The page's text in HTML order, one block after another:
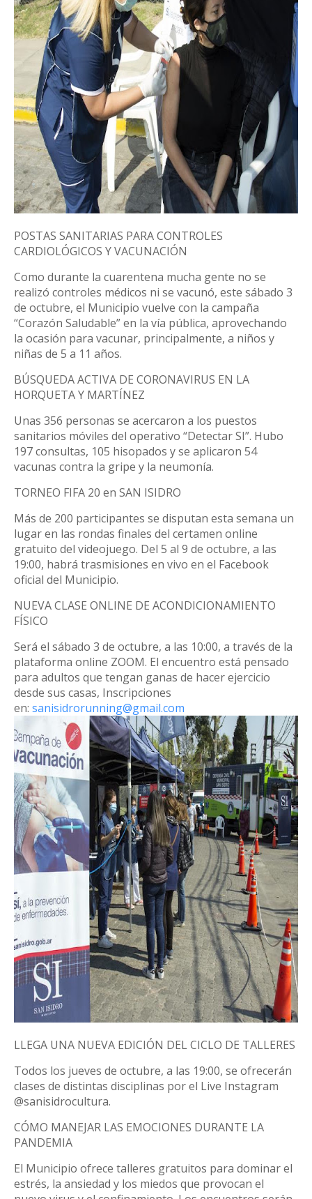
POSTAS SANITARIAS PARA CONTROLES
CARDIOLÓGICOS Y VACUNACIÓN
Como durante la cuarentena mucha gente no se
realizó controles médicos ni se vacunó, este sábado 3
de octubre, el Municipio vuelve con la campaña
“Corazón Saludable” en la vía pública, aprovechando
la ocasión para vacunar, principalmente, a niños y
niñas de 5 a 11 años.
BÚSQUEDA ACTIVA DE CORONAVIRUS EN LA
HORQUETA Y MARTÍNEZ
Unas 356 personas se acercaron a los puestos
sanitarios móviles del operativo “Detectar SI”. Hubo
197 consultas, 105 hisopados y se aplicaron 54
vacunas contra la gripe y la neumonía.
TORNEO FIFA 20 en SAN ISIDRO
Más de 200 participantes se disputan esta semana un
lugar en las rondas finales del certamen online
gratuito del videojuego. Del 5 al 9 de octubre, a las
19:00, habrá trasmisiones en vivo en el Facebook
oficial del Municipio.
NUEVA CLASE ONLINE DE ACONDICIONAMIENTO
FÍSICO
Será el sábado 3 de octubre, a las 10:00, a través de la
plataforma online ZOOM. El encuentro está pensado
para adultos que tengan ganas de hacer ejercicio
desde sus casas, Inscripciones
en: sanisidrorunning@gmail.com
LLEGA UNA NUEVA EDICIÓN DEL CICLO DE TALLERES
Todos los jueves de octubre, a las 19:00, se ofrecerán
clases de distintas disciplinas por el Live Instagram
@sanisidrocultura.
CÓMO MANEJAR LAS EMOCIONES DURANTE LA
PANDEMIA
El Municipio ofrece talleres gratuitos para dominar el
estrés, la ansiedad y los miedos que provocan el